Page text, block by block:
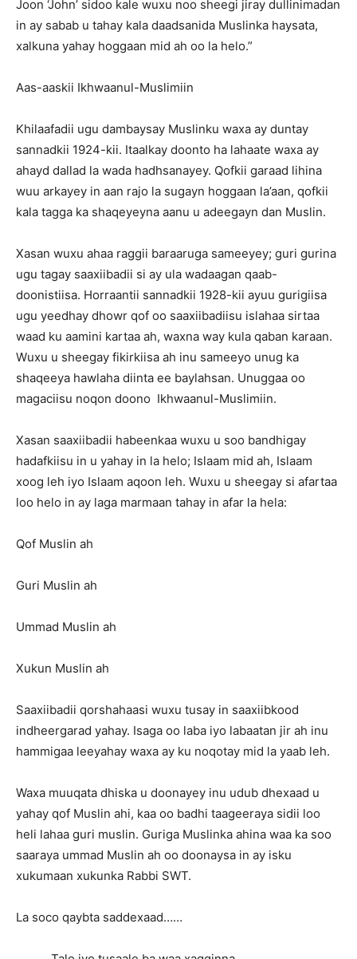
Joon ‘John’ sidoo kale wuxu noo sheegi jiray dullinimadan
in ay sabab u tahay kala daadsanida Muslinka haysata,
xalkuna yahay hoggaan mid ah oo la helo.”
Aas-aaskii Ikhwaanul-Muslimiin
Khilaafadii ugu dambaysay Muslinku waxa ay duntay
sannadkii 1924-kii. Itaalkay doonto ha lahaate waxa ay
ahayd dallad la wada hadhsanayey. Qofkii garaad lihina
wuu arkayey in aan rajo la sugayn hoggaan la’aan, qofkii
kala tagga ka shaqeyeyna aanu u adeegayn dan Muslin.
Xasan wuxu ahaa raggii baraaruga sameeyey; guri gurina
ugu tagay saaxiibadii si ay ula wadaagan qaab-
doonistiisa. Horraantii sannadkii 1928-kii ayuu gurigiisa
ugu yeedhay dhowr qof oo saaxiibadiisu islahaa sirtaa
waad ku aamini kartaa ah, waxna way kula qaban karaan.
Wuxu u sheegay fikirkiisa ah inu sameeyo unug ka
shaqeeya hawlaha diinta ee baylahsan. Unuggaa oo
magaciisu noqon doono Ikhwaanul-Muslimiin.
Xasan saaxiibadii habeenkaa wuxu u soo bandhigay
hadafkiisu in u yahay in la helo; Islaam mid ah, Islaam
xoog leh iyo Islaam aqoon leh. Wuxu u sheegay si afartaa
loo helo in ay laga marmaan tahay in afar la hela:
Qof Muslin ah
Guri Muslin ah
Ummad Muslin ah
Xukun Muslin ah
Saaxiibadii qorshahaasi wuxu tusay in saaxiibkood
indheergarad yahay. Isaga oo laba iyo labaatan jir ah inu
hammigaa leeyahay waxa ay ku noqotay mid la yaab leh.
Waxa muuqata dhiska u doonayey inu udub dhexaad u
yahay qof Muslin ahi, kaa oo badhi taageeraya sidii loo
heli lahaa guri muslin. Guriga Muslinka ahina waa ka soo
saaraya ummad Muslin ah oo doonaysa in ay isku
xukumaan xukunka Rabbi SWT.
La soco qaybta saddexaad……